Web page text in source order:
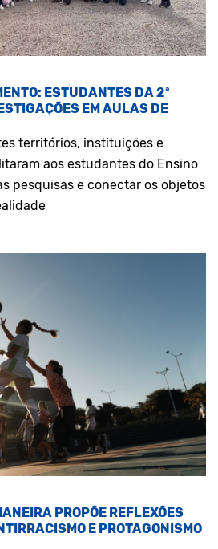
ESTUDANTES DA 2ª
EM AULAS DE
territórios, instituições e
aos estudantes do Ensino
pesquisas e conectar os objetos
PROPÕE REFLEXÕES
E PROTAGONISMO